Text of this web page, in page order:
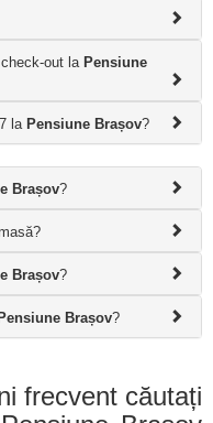
out la Pensiune
la Pensiune Brașov?
Brașov?
Brașov?
Pensiune Brașov?
frecvent căutați